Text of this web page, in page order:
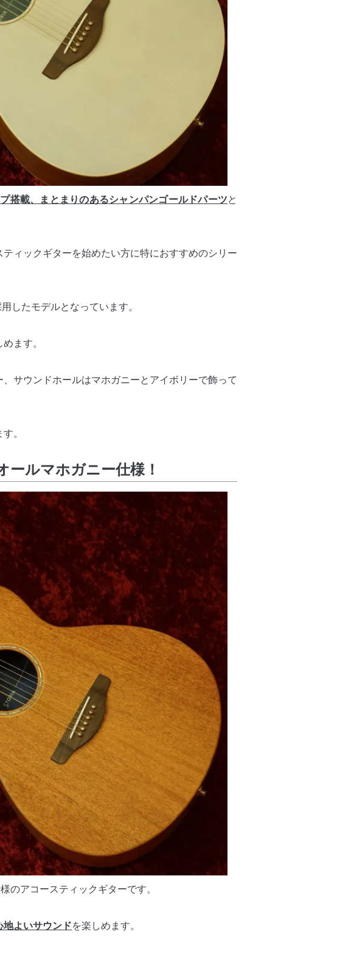
搭載、まとまりのあるシャンパンゴールドパーツと
ィックギターを始めたい方に特におすすめのシリー
したモデルとなっています。
ます。
サウンドホールはマホガニーとアイボリーで飾って
。
ルマホガニー仕様！
のアコースティックギターです。
よいサウンドを楽しめます。